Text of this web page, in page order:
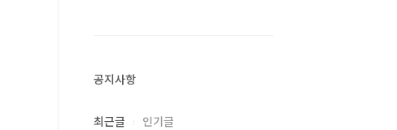
공지사항
최근글 인기글